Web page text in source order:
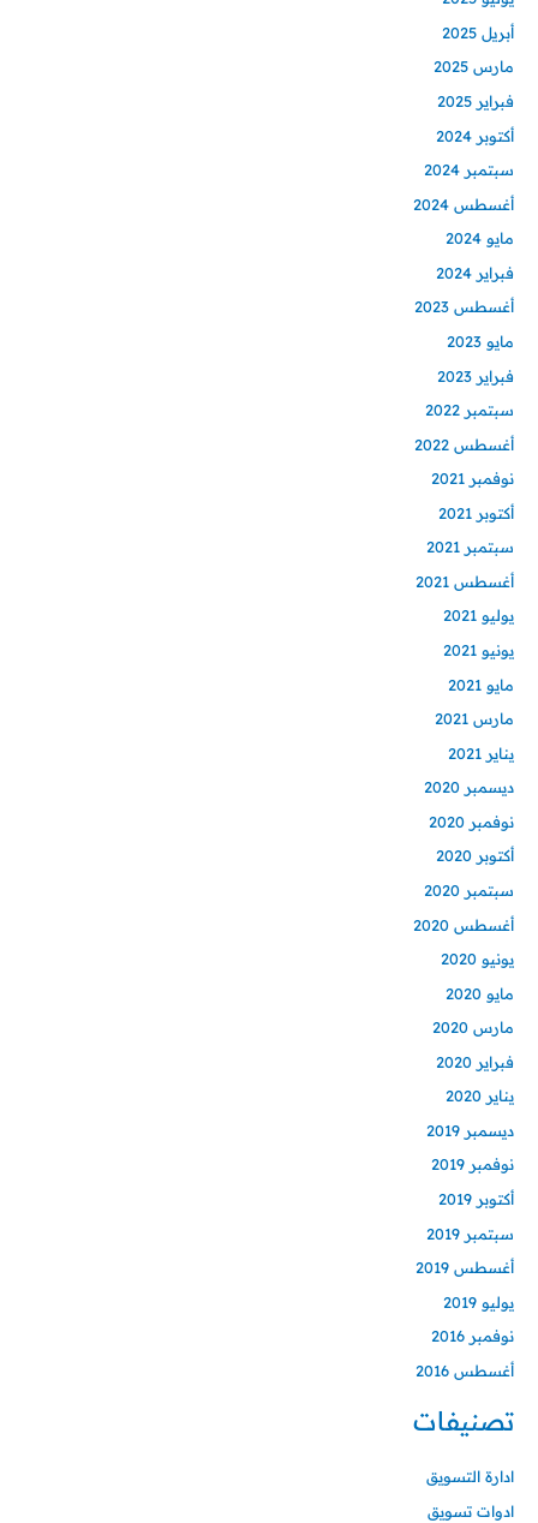
أبريل 2025
مارس 2025
فبراير 2025
أكتوبر 2024
سبتمبر 2024
أغسطس 2024
مايو 2024
فبراير 2024
أغسطس 2023
مايو 2023
فبراير 2023
سبتمبر 2022
أغسطس 2022
نوفمبر 2021
أكتوبر 2021
سبتمبر 2021
أغسطس 2021
يوليو 2021
يونيو 2021
مايو 2021
مارس 2021
يناير 2021
ديسمبر 2020
نوفمبر 2020
أكتوبر 2020
سبتمبر 2020
أغسطس 2020
يونيو 2020
مايو 2020
مارس 2020
فبراير 2020
يناير 2020
ديسمبر 2019
نوفمبر 2019
أكتوبر 2019
سبتمبر 2019
أغسطس 2019
يوليو 2019
نوفمبر 2016
أغسطس 2016
تصنيفات
ادارة التسويق
ادوات تسويق